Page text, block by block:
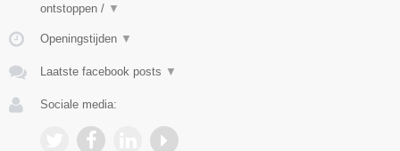
ontstoppen / ▼
Openingstijden ▼
Laatste facebook posts ▼
Sociale media: